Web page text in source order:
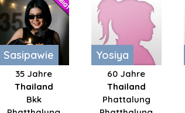
Sasipawie
35 Jahre
Thailand
Bkk
Yosiya
60 Jahre
Thailand
Phattalung